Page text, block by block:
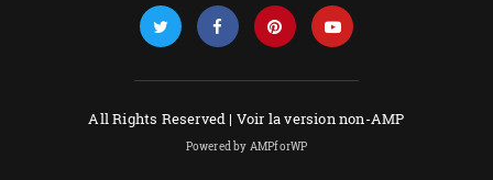
All Rights Reserved | Voir la version non-AMP
Powered by AMPforWP